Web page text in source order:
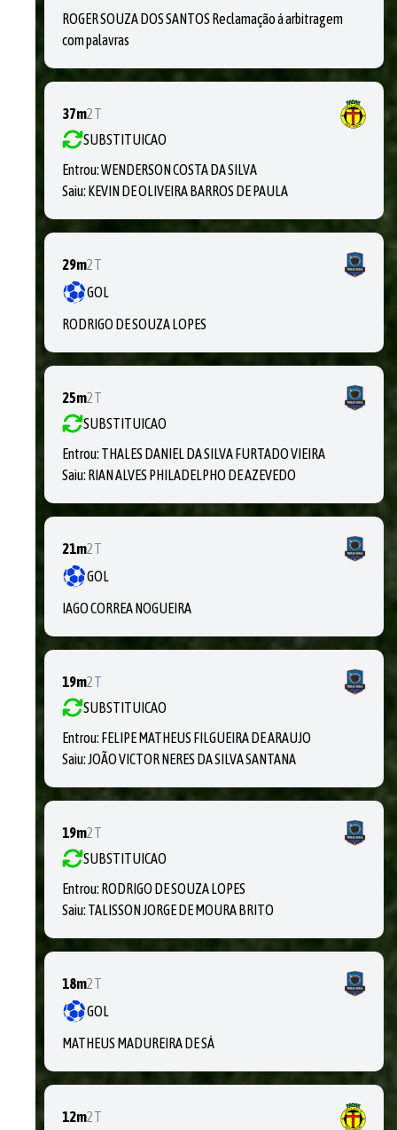
ROGER SOUZA DOS SANTOS Reclamação á arbitragem
com palavras
37m2T
SUBSTITUICAO
Entrou:WENDERSON COSTA DA SILVA
Saiu: KEVIN DE OLIVEIRA BARROS DE PAULA
29m2T
GOL
RODRIGO DE SOUZA LOPES
25m2T
SUBSTITUICAO
Entrou: THALES DANIEL DA SILVA FURTADO VIEIRA
Saiu: RIAN ALVES PHILADELPHO DE AZEVEDO
21m2T
GOL
IAGO CORREA NOGUEIRA
19m2T
SUBSTITUICAO
Entrou: FELIPE MATHEUS FILGUEIRA DE ARAUJO
Saiu:JOÃO VICTOR NERES DA SILVA SANTANA
19m2T
SUBSTITUICAO
Entrou: RODRIGO DE SOUZA LOPES
Saiu: TALISSON JORGE DE MOURA BRITO
18m2T
GOL
MATHEUS MADUREIRA DE SÁ
12m2T